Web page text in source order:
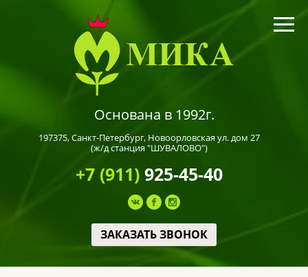
Основана в 1992г.
197375,Санкт-Петербург, Новоорловская ул. дом 27
(ж/д станция "ШУВАЛОВО")
+7 (911)925-45-40
ЗАКАЗАТЬ ЗВОНОК